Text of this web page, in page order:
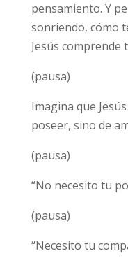
pensamiento. Y
sonriendo, cómo
Jesús comprende
(pausa)
Imagina que
poseer, sino de
(pausa)
“No necesito tu
(pausa)
“Necesito tu